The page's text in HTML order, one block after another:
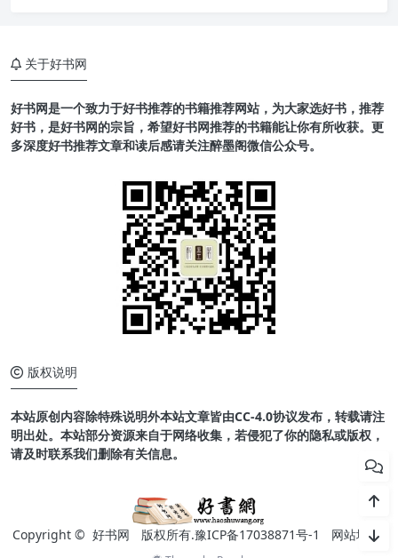
关于好书网
好书网是一个致力于好书推荐的书籍推荐网站，为大家选好书，推荐
好书，是好书网的宗旨，希望好书网推荐的书籍能让你有所收获。更
多深度好书推荐文章和读后感请关注醉墨阁微信公众号。
版权说明
本站原创内容除特殊说明外本站文章皆由CC-4.0协议发布，转载请注
明出处。本站部分资源来自于网络收集，若侵犯了你的隐私或版权，
请及时联系我们删除有关信息。
Copyright © 好书网 版权所有.豫ICP备17038871号-1 网站地图